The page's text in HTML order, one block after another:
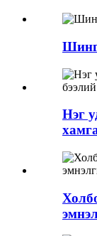
Нэг